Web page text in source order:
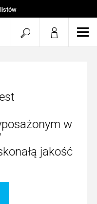
Otwórz
wyszukiwarkę
w
jakość